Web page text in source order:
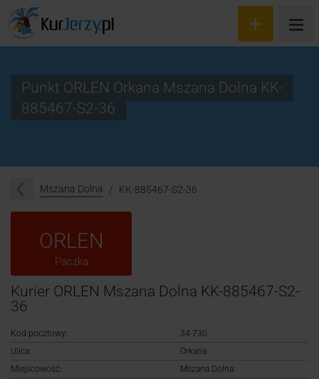
Śledzenie przesyłki
Rejestracja
Punkt ORLEN Orkana Mszana Dolna KK-
885467-S2-36
Mszana Dolna KK-885467-S2-36
ORLEN
Paczka
Kurier ORLEN Mszana Dolna KK-885467-S2-
36
Kod pocztowy:
34-730
Ulica:
Orkana
Miejscowość:
Mszana Dolna